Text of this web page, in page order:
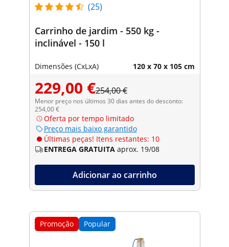
(25)
Carrinho de jardim - 550 kg -
inclinável - 150 l
Dimensões (CxLxA) 120 x 70 x 105 cm
229,00 €254,00 €
Menor preço nos últimos 30 dias antes do desconto:
254,00 €
Oferta por tempo limitado
Preço mais baixo garantido
Últimas peças! Itens restantes: 10
ENTREGA GRATUITA aprox. 19/08
Adicionar ao carrinho
Promoção Popular